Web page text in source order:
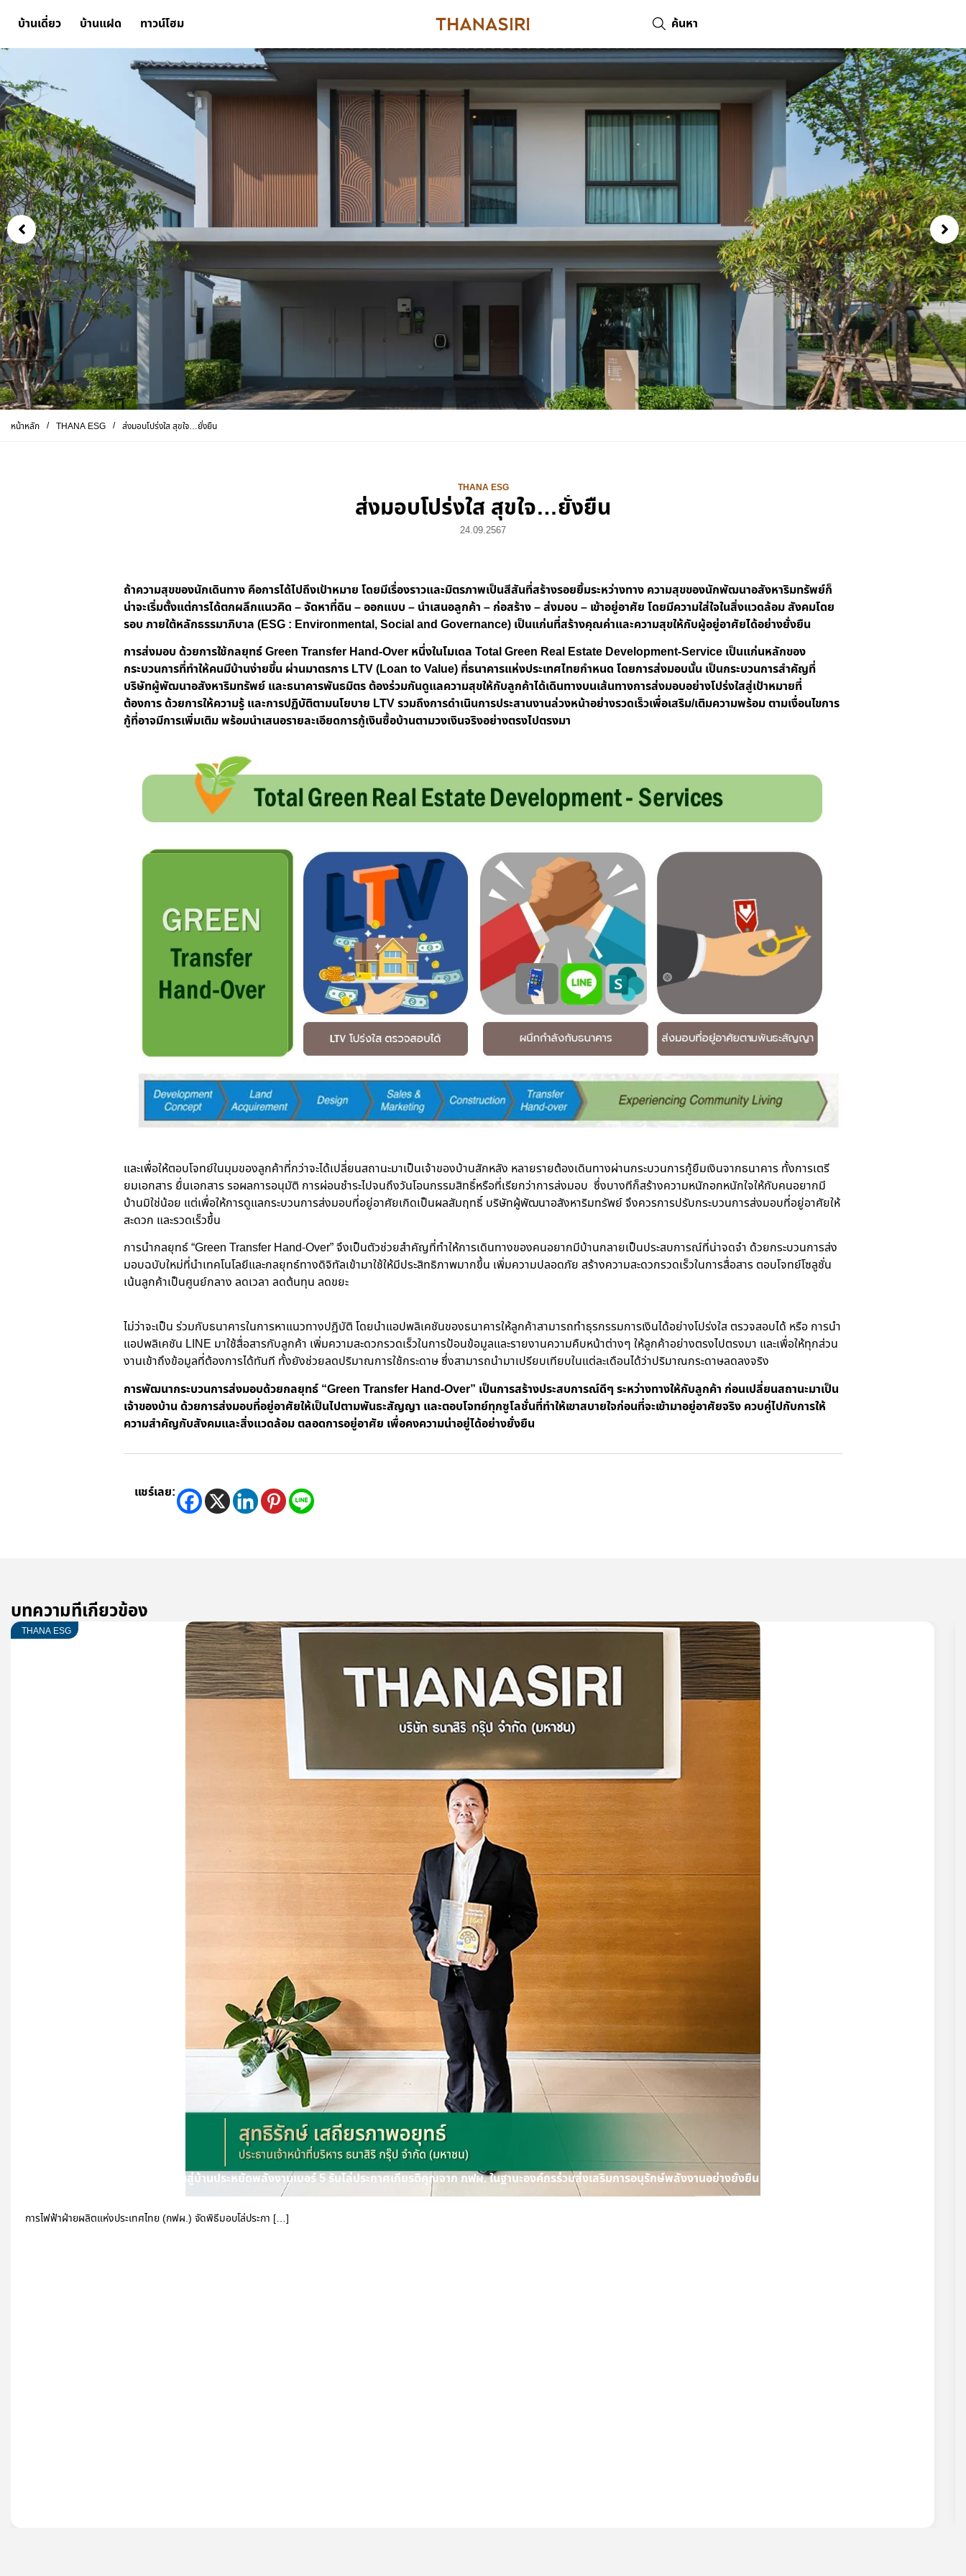
บ้านเดี่ยว บ้านแฝด ทาวน์โฮม ค้นหา
หน้าหลัก / THANA ESG / ส่งมอบโปร่งใส สุขใจ…ยั่งยืน
THANA ESG
ส่งมอบโปร่งใส สุขใจ…ยั่งยืน
24.09.2567
ถ้าความสุขของนักเดินทาง คือการได้ไปถึงเป้าหมาย โดยมีเรื่องราวและมิตรภาพเป็นสีสันที่สร้างรอยยิ้มระหว่างทาง ความสุขของนักพัฒนาอสังหาริมทรัพย์ก็
น่าจะเริ่มตั้งแต่การได้ตกผลึกแนวคิด – จัดหาที่ดิน – ออกแบบ – นำเสนอลูกค้า – ก่อสร้าง – ส่งมอบ – เข้าอยู่อาศัย โดยมีความใส่ใจในสิ่งแวดล้อม สังคมโดย
รอบ ภายใต้หลักธรรมาภิบาล (ESG : Environmental, Social and Governance) เป็นแก่นที่สร้างคุณค่าและความสุขให้กับผู้อยู่อาศัยได้อย่างยั่งยืน
การส่งมอบ ด้วยการใช้กลยุทธ์Green Transfer Hand-Over หนึ่งในโมเดล Total Green Real Estate Development-Service เป็นแก่นหลักของ
กระบวนการที่ทำให้คนมีบ้านง่ายขึ้น ผ่านมาตรการ LTV (Loan to Value) ที่ธนาคารแห่งประเทศไทยกำหนด โดยการส่งมอบนั้น เป็นกระบวนการสำคัญที่
บริษัทผู้พัฒนาอสังหาริมทรัพย์ และธนาคารพันธมิตร ต้องร่วมกันดูแลความสุขให้กับลูกค้าได้เดินทางบนเส้นทางการส่งมอบอย่างโปร่งใสสู่เป้าหมายที่
ต้องการด้วยการให้ความรู้ และการปฏิบัติตามนโยบาย LTV รวมถึงการดำเนินการประสานงานล่วงหน้าอย่างรวดเร็วเพื่อเสริม/เติมความพร้อม ตามเงื่อนไขการ
กู้ที่อาจมีการเพิ่มเติมพร้อมนำเสนอรายละเอียดการกู้เงินซื้อบ้านตามวงเงินจริงอย่างตรงไปตรงมา
และเพื่อให้ตอบโจทย์ในมุมของลูกค้าที่กว่าจะได้เปลี่ยนสถานะมาเป็นเจ้าของบ้านสักหลัง หลายรายต้องเดินทางผ่านกระบวนการกู้ยืมเงินจากธนาคาร ทั้งการเตรี
ยมเอกสาร ยื่นเอกสาร รอผลการอนุมัติ การผ่อนชำระไปจนถึงวันโอนกรรมสิทธิ์หรือที่เรียกว่าการส่งมอบ ซึ่งบางทีก็สร้างความหนักอกหนักใจให้กับคนอยากมี
บ้านมิใช่น้อย แต่เพื่อให้การดูแลกระบวนการส่งมอบที่อยู่อาศัยเกิดเป็นผลสัมฤทธิ์ บริษัทผู้พัฒนาอสังหาริมทรัพย์จึงควรการปรับกระบวนการส่งมอบที่อยู่อาศัยให้
สะดวก และรวดเร็วขึ้น
การนำกลยุทธ์ “Green Transfer Hand-Over” จึงเป็นตัวช่วยสำคัญที่ทำให้การเดินทางของคนอยากมีบ้านกลายเป็นประสบการณ์ที่น่าจดจำ ด้วยกระบวนการส่ง
มอบฉบับใหม่ที่นำเทคโนโลยีและกลยุทธ์ทางดิจิทัลเข้ามาใช้ให้มีประสิทธิภาพมากขึ้น เพิ่มความปลอดภัย สร้างความสะดวกรวดเร็วในการสื่อสาร ตอบโจทย์โซลูชั่น
เน้นลูกค้าเป็นศูนย์กลาง ลดเวลา ลดต้นทุน ลดขยะ
ไม่ว่าจะเป็น ร่วมกับธนาคารในการหาแนวทางปฏิบัติ โดยนำแอปพลิเคชันของธนาคารให้ลูกค้าสามารถทำธุรกรรมการเงินได้อย่างโปร่งใส ตรวจสอบได้ หรือ การนำ
แอปพลิเคชัน LINE มาใช้สื่อสารกับลูกค้า เพิ่มความสะดวกรวดเร็วในการป้อนข้อมูลและรายงานความคืบหน้าต่างๆ ให้ลูกค้าอย่างตรงไปตรงมา และเพื่อให้ทุกส่วน
งานเข้าถึงข้อมูลที่ต้องการได้ทันที ทั้งยังช่วยลดปริมาณการใช้กระดาษ ซึ่งสามารถนำมาเปรียบเทียบในแต่ละเดือนได้ว่าปริมาณกระดาษลดลงจริง
การพัฒนากระบวนการส่งมอบด้วยกลยุทธ์ “Green Transfer Hand-Over” เป็นการสร้างประสบการณ์ดีๆ ระหว่างทางให้กับลูกค้า ก่อนเปลี่ยนสถานะมาเป็น
เจ้าของบ้าน ด้วยการส่งมอบที่อยู่อาศัยให้เป็นไปตามพันธะสัญญา และตอบโจทย์ทุกซูโลชั่นที่ทำให้เขาสบายใจก่อนที่จะเข้ามาอยู่อาศัยจริง ควบคู่ไปกับการให้
ความสำคัญกับสังคมและสิ่งแวดล้อม ตลอดการอยู่อาศัย เพื่อคงความน่าอยู่ได้อย่างยั่งยืน
แชร์เลย:
บทความที่เกี่ยวข้อง
THANA ESG
THANASIRI ขับเคลื่อนความยั่งยืนสู่บ้านประหยัดพลังงานเบอร์ 5 รับโล่ประกาศเกียรติคุณจาก กฟผ. ในฐานะองค์กรร่วมส่งเสริมการอนุรักษ์พลังงานอย่างยั่งยืน ประจำปี 2568
การไฟฟ้าฝ่ายผลิตแห่งประเทศไทย (กฟผ.) จัดพิธีมอบโล่ประกา […]